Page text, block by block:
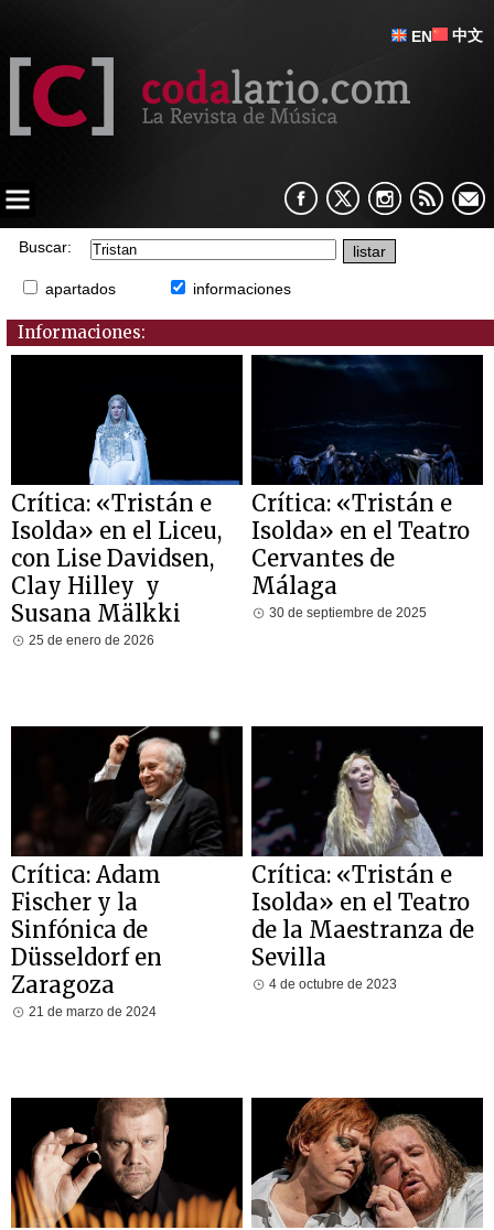
EN 中文
Buscar:
apartados informaciones
Informaciones:
Crítica: «Tristán e
Isolda» en el Liceu,
con Lise Davidsen,
Clay Hilley y
Susana Mälkki
25 de enero de 2026
Crítica: «Tristán e
Isolda» en el Teatro
Cervantes de
Málaga
30 de septiembre de 2025
Crítica: Adam
Fischer y la
Sinfónica de
Düsseldorf en
Zaragoza
21 de marzo de 2024
Crítica: «Tristán e
Isolda» en el Teatro
de la Maestranza de
Sevilla
4 de octubre de 2023